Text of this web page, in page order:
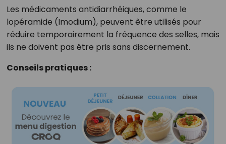
Les médicaments antidiarrhéiques, comme le
lopéramide (Imodium), peuvent être utilisés pour
réduire temporairement la fréquence des selles, mais
ils ne doivent pas être pris sans discernement.
Conseils pratiques :